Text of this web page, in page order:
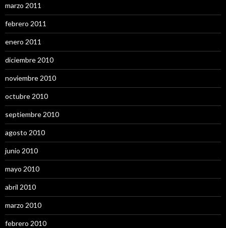
marzo 2011
febrero 2011
enero 2011
diciembre 2010
noviembre 2010
octubre 2010
septiembre 2010
agosto 2010
junio 2010
mayo 2010
abril 2010
marzo 2010
febrero 2010